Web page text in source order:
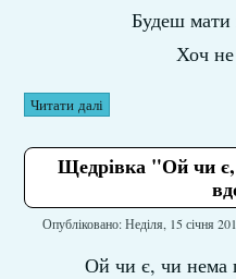
Будеш мати
Хоч
Читати далі
Щедрівка "Ой чи є,
Опубліковано: Неділя, 15 січня
Ой чи є, чи нема